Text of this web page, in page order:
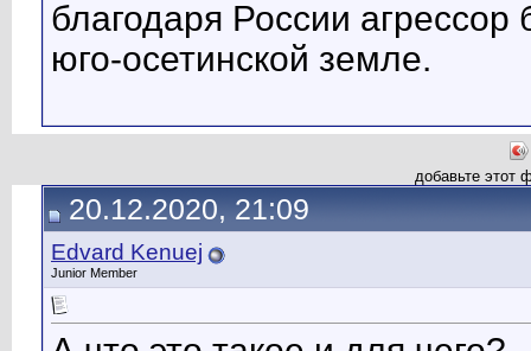
благодаря России
юго-осетинской земле.
добавьте этот
20.12.2020, 21:09
Edvard Kenuej
Junior Member